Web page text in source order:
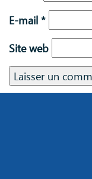
E-mail *
Site web